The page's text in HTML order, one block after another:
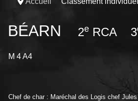
BÉARN 2e RCA 3
M 4 A4
Chef de char : Maréchal des Logis chef